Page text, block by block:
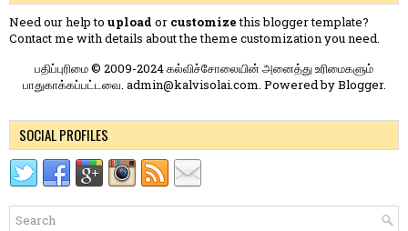
Need our help to upload or customizethis blogger template?
Contact me with details about the theme customization you need.
பதிப்புரிமை © 2009-2024 கல்விச்சோலையின் அனைத்து உரிமைகளும்
பாதுகாக்கப்பட்டவை. admin@kalvisolai.com. Powered byBlogger.
SOCIAL PROFILES